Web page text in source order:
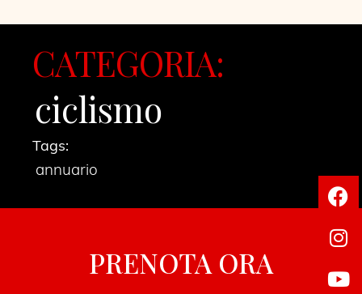
CATEGORIA:
ciclismo
Tags:
annuario
PRENOTA ORA